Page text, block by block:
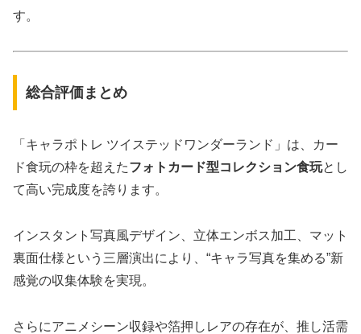
す。
総合評価まとめ
「キャラポトレ ツイステッドワンダーランド」は、カー
ド食玩の枠を超えたフォトカード型コレクション食玩とし
て高い完成度を誇ります。
インスタント写真風デザイン、立体エンボス加工、マット
裏面仕様という三層演出により、“キャラ写真を集める”新
感覚の収集体験を実現。
さらにアニメシーン収録や箔押しレアの存在が、推し活需